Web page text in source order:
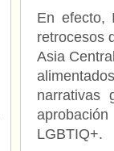
En efecto,
retrocesos
Asia
narrativas
LGBTIQ+.